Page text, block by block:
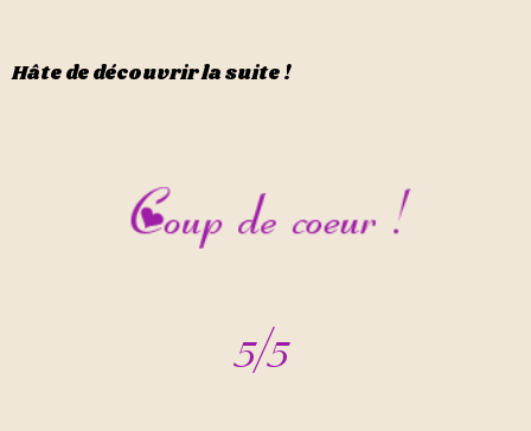
Hâte de découvrir la suite !